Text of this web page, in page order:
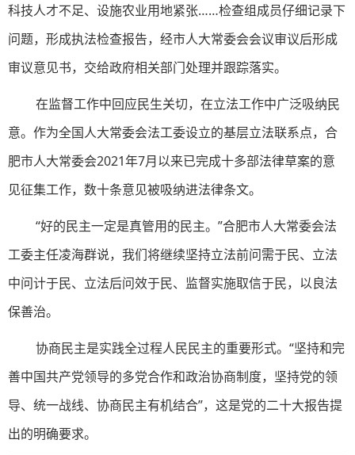
科技人才不足、设施农业用地紧张……检查组成员仔细记录下
问题，形成执法检查报告，经市人大常委会会议审议后形成
审议意见书，交给政府相关部门处理并跟踪落实。
在监督工作中回应民生关切，在立法工作中广泛吸纳民
意。作为全国人大常委会法工委设立的基层立法联系点，合
肥市人大常委会2021年7月以来已完成十多部法律草案的意
见征集工作，数十条意见被吸纳进法律条文。
“好的民主一定是真管用的民主。”合肥市人大常委会法
工委主任凌海群说，我们将继续坚持立法前问需于民、立法
中问计于民、立法后问效于民、监督实施取信于民，以良法
保善治。
协商民主是实践全过程人民民主的重要形式。“坚持和完
善中国共产党领导的多党合作和政治协商制度，坚持党的领
导、统一战线、协商民主有机结合”，这是党的二十大报告提
出的明确要求。